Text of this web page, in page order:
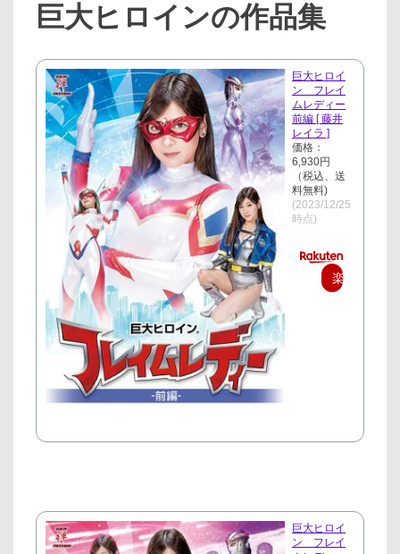
巨大ヒロインの作品集
巨大ヒロイ
ン フレイ
ムレディー
前編 [ 藤井
レイラ ]
価格：
6,930円
（税込、送
料無料)
(2023/12/25
時点)
楽
巨大ヒロイ
ン フレイ